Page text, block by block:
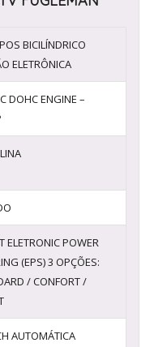
BICILÍNDRICO
ELETRÔNICA
DOHC ENGINE –
ELETRONIC POWER
(EPS) 3 OPÇÕES:
/ CONFORT /
AUTOMÁTICA